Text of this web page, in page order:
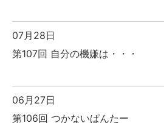
07月28日
第107回 自分の機嫌は・・・
06月27日
第106回 つかないぱんたー